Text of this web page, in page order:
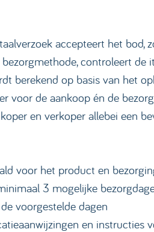
accepteert het bod,
controleert de
berekend op basis van het
voor de aankoop én de
en verkoper allebei een
voor het product en
3 mogelijke
voorgestelde dagen
en instructies